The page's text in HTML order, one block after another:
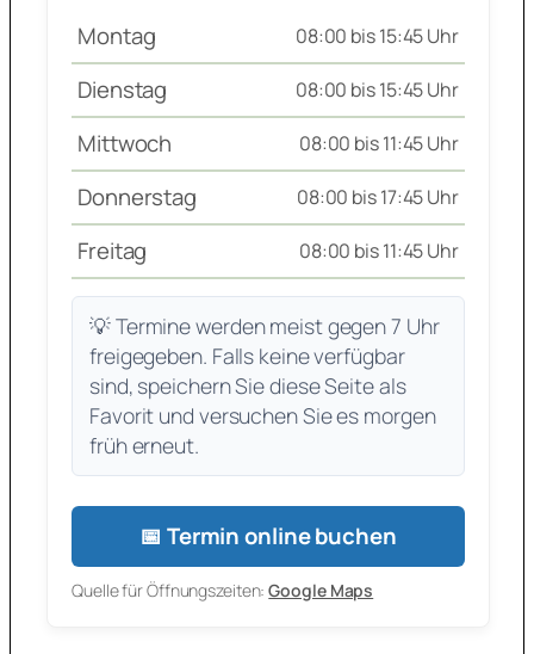
Montag 08:00 bis 15:45 Uhr
Dienstag 08:00 bis 15:45 Uhr
Mittwoch 08:00 bis 11:45 Uhr
Donnerstag 08:00 bis 17:45 Uhr
Freitag 08:00 bis 11:45 Uhr
💡 Termine werden meist gegen 7 Uhr
freigegeben. Falls keine verfügbar
sind, speichern Sie diese Seite als
Favorit und versuchen Sie es morgen
früh erneut.
📅 Termin online buchen
Quelle für Öffnungszeiten:Google Maps